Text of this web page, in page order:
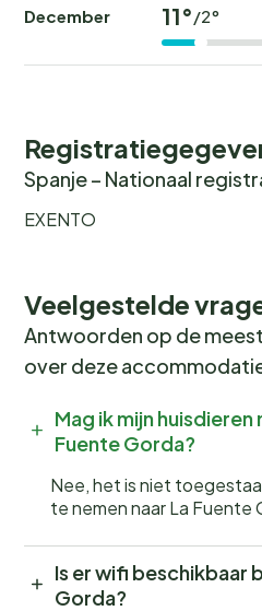
December 11°/2°
Spanje – Nationaal
EXENTO
Veelgestelde
Antwoorden op de
over deze
Mag ik mijn huisdieren
Fuente Gorda?
Nee, het is niet
te nemen naar La Fuente
Is er wifi beschikbaar
Gorda?